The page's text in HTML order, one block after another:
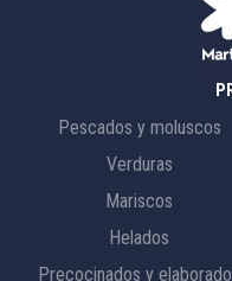
Pescados y moluscos
Verduras
Mariscos
Helados
Precocinados y